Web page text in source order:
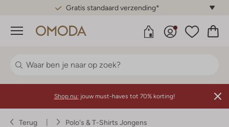
Gratis standaard verzending*
Menu
Shop nu: jouw must-haves tot 70% korting!
Terug Polo's & T-Shirts Jongens